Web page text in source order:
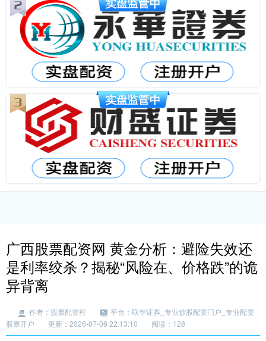
广西股票配资网 黄金分析：避险失效还
是利率绞杀？揭秘“风险在、价格跌”的诡
异背离
作者：股票配资程
平台：联华证券_专业炒股配资门户_专业配资
股票开户
更新：2026-07-06 22:13:10 阅读：128